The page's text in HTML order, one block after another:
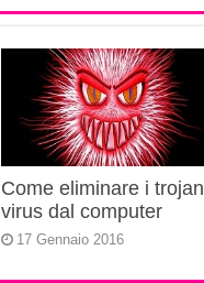
Come eliminare i trojan
virus dal computer
17 Gennaio 2016